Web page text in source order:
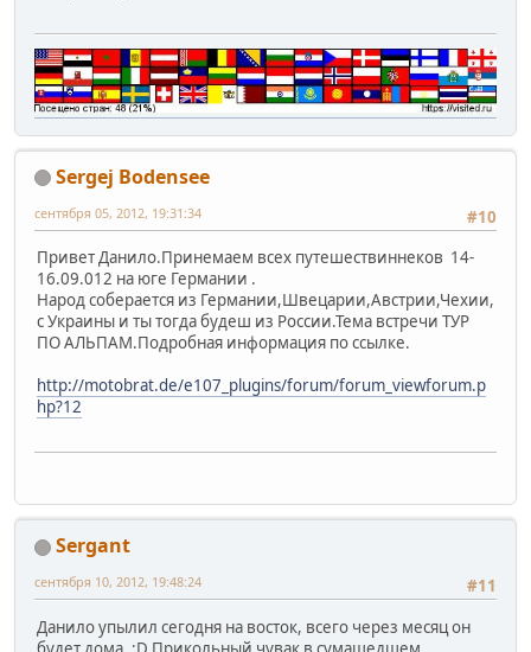
Sergej Bodensee
#10
сентября 05, 2012, 19:31:34
Привет Данило.Принемаем всех путешествиннеков 14-
16.09.012 на юге Германии .
Народ соберается из Германии,Швецарии,Австрии,Чехии,
с Украины и ты тогда будеш из России.Тема встречи ТУР
ПО АЛЬПАМ.Подробная информация по ссылке.
http://motobrat.de/e107_plugins/forum/forum_viewforum.p
hp?12
Sergant
#11
сентября 10, 2012, 19:48:24
Данило упылил сегодня на восток, всего через месяц он